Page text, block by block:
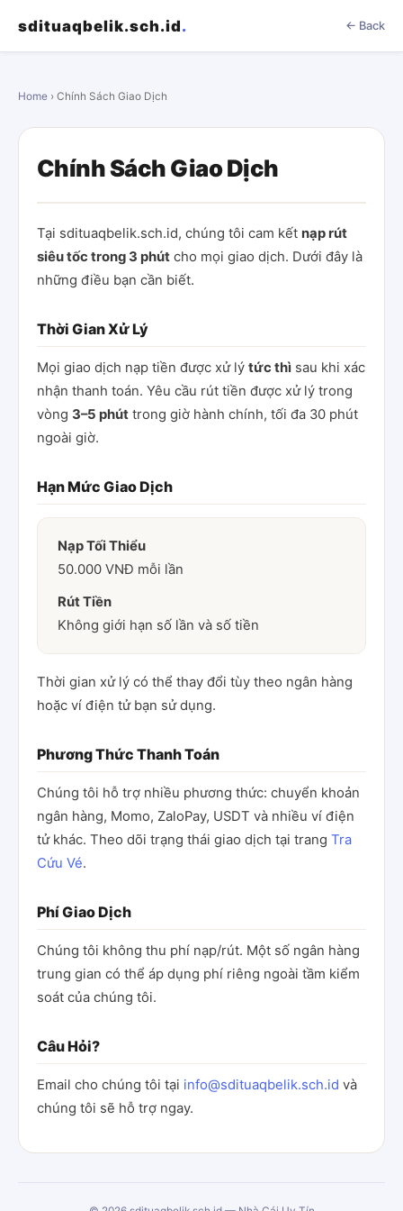
sdituaqbelik.sch.id. ← Back
Home › Chính Sách Giao Dịch
Chính Sách Giao Dịch
Tại sdituaqbelik.sch.id, chúng tôi cam kết nạp rút
siêu tốc trong 3 phút cho mọi giao dịch. Dưới đây là
những điều bạn cần biết.
Thời Gian Xử Lý
Mọi giao dịch nạp tiền được xử lý tức thì sau khi xác
nhận thanh toán. Yêu cầu rút tiền được xử lý trong
vòng 3–5 phút trong giờ hành chính, tối đa 30 phút
ngoài giờ.
Hạn Mức Giao Dịch
Nạp Tối Thiểu
50.000 VNĐ mỗi lần
Rút Tiền
Không giới hạn số lần và số tiền
Thời gian xử lý có thể thay đổi tùy theo ngân hàng
hoặc ví điện tử bạn sử dụng.
Phương Thức Thanh Toán
Chúng tôi hỗ trợ nhiều phương thức: chuyển khoản
ngân hàng, Momo, ZaloPay, USDT và nhiều ví điện
tử khác. Theo dõi trạng thái giao dịch tại trang Tra
Cứu Vé.
Phí Giao Dịch
Chúng tôi không thu phí nạp/rút. Một số ngân hàng
trung gian có thể áp dụng phí riêng ngoài tầm kiểm
soát của chúng tôi.
Câu Hỏi?
Email cho chúng tôi tại info@sdituaqbelik.sch.id và
chúng tôi sẽ hỗ trợ ngay.